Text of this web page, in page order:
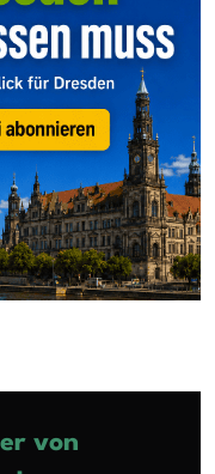
von